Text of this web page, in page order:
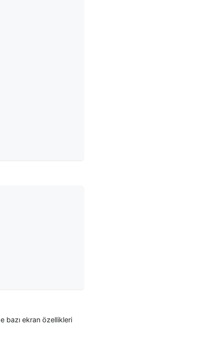
bazı ekran özellikleri